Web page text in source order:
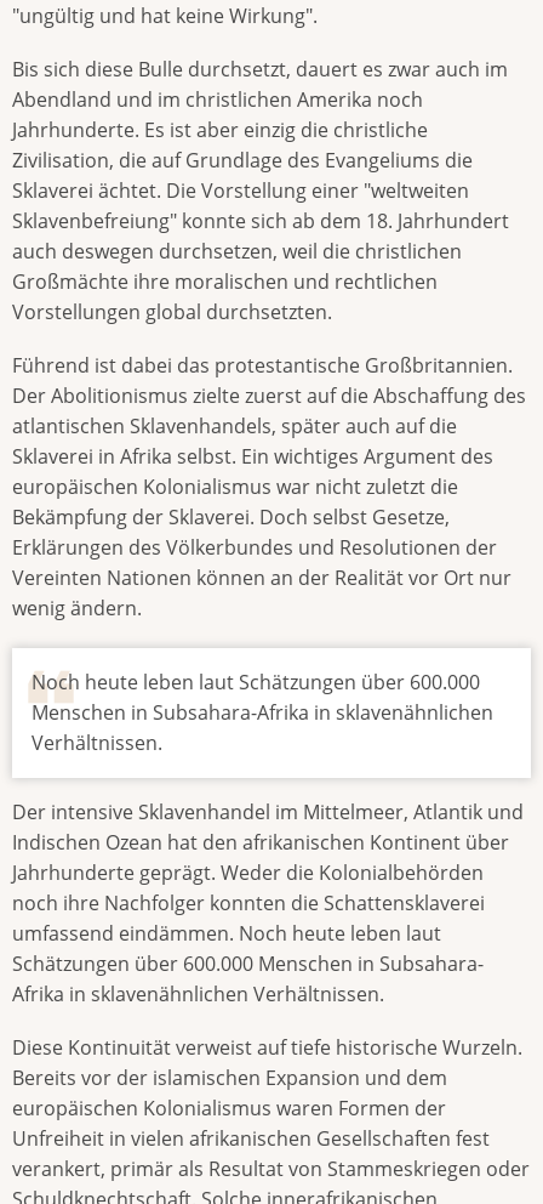
"ungültig und hat keine Wirkung".
Bis sich diese Bulle durchsetzt, dauert es zwar auch im
Abendland und im christlichen Amerika noch
Jahrhunderte. Es ist aber einzig die christliche
Zivilisation, die auf Grundlage des Evangeliums die
Sklaverei ächtet. Die Vorstellung einer "weltweiten
Sklavenbefreiung" konnte sich ab dem 18. Jahrhundert
auch deswegen durchsetzen, weil die christlichen
Großmächte ihre moralischen und rechtlichen
Vorstellungen global durchsetzten.
Führend ist dabei das protestantische Großbritannien.
Der Abolitionismus zielte zuerst auf die Abschaffung des
atlantischen Sklavenhandels, später auch auf die
Sklaverei in Afrika selbst. Ein wichtiges Argument des
europäischen Kolonialismus war nicht zuletzt die
Bekämpfung der Sklaverei. Doch selbst Gesetze,
Erklärungen des Völkerbundes und Resolutionen der
Vereinten Nationen können an der Realität vor Ort nur
wenig ändern.
Noch heute leben laut Schätzungen über 600.000
Menschen in Subsahara-Afrika in sklavenähnlichen
Verhältnissen.
Der intensive Sklavenhandel im Mittelmeer, Atlantik und
Indischen Ozean hat den afrikanischen Kontinent über
Jahrhunderte geprägt. Weder die Kolonialbehörden
noch ihre Nachfolger konnten die Schattensklaverei
umfassend eindämmen. Noch heute leben laut
Schätzungen über 600.000 Menschen in Subsahara-
Afrika in sklavenähnlichen Verhältnissen.
Diese Kontinuität verweist auf tiefe historische Wurzeln.
Bereits vor der islamischen Expansion und dem
europäischen Kolonialismus waren Formen der
Unfreiheit in vielen afrikanischen Gesellschaften fest
verankert, primär als Resultat von Stammeskriegen oder